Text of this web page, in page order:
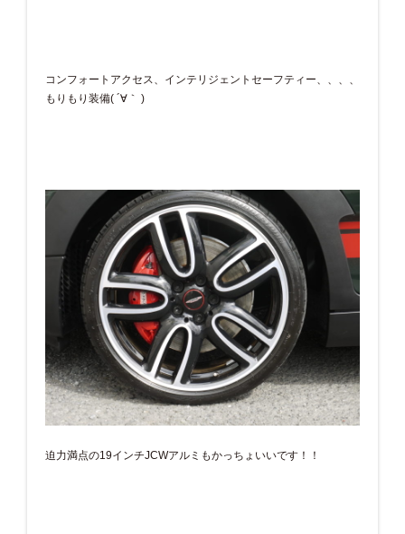
コンフォートアクセス、インテリジェントセーフティー、、、、
もりもり装備( ´∀｀ )
迫力満点の19インチJCWアルミもかっちょいいです！！